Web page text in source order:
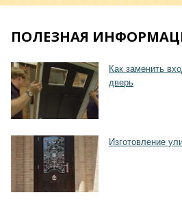
Хочу такую
ПОЛЕЗНАЯ
Как заменить
дверь
Изготовление